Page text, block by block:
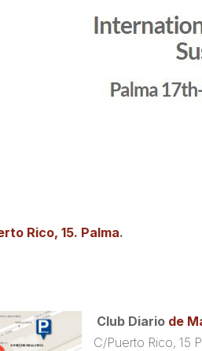
Rico, 15. Palma.
Club Diario de
C/Puerto Rico, 15